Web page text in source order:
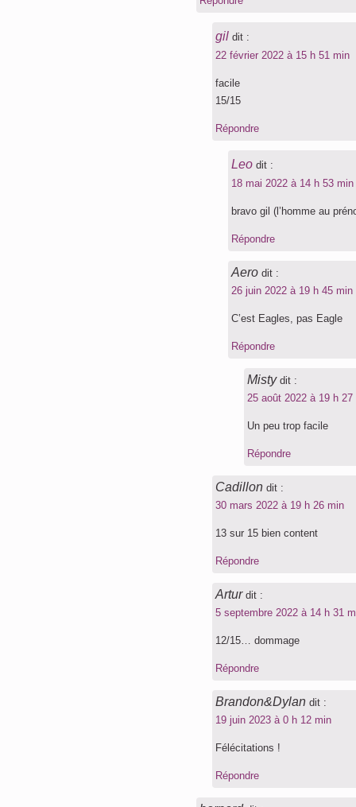
gil dit :
22 février 2022 à 15 h 51 min
facile
15/15
Répondre
Leo dit :
18 mai 2022 à 14 h 53 min
bravo gil (l’homme au
Répondre
Aero dit :
26 juin 2022 à 19 h 45 min
C’est Eagles, pas Eagle
Répondre
Misty dit :
25 août 2022 à 19 h 27
Un peu trop facile
Répondre
Cadillon dit :
30 mars 2022 à 19 h 26 min
13 sur 15 bien content
Répondre
Artur dit :
5 septembre 2022 à 14 h 31
12/15… dommage
Répondre
Brandon&Dylan dit :
19 juin 2023 à 0 h 12 min
Félécitations !
Répondre